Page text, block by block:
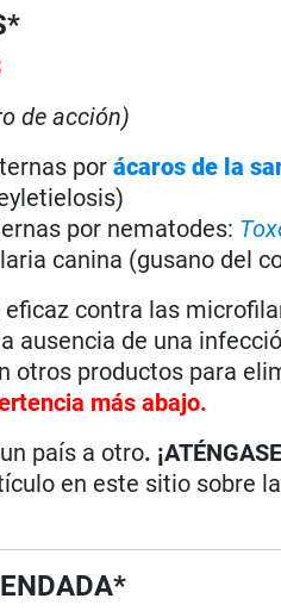
de acción)
porácaros de la
por nematodes:
canina (gusano del
contra las
ausencia de una
otros productos para
más abajo.
país a otro.
en este sitio sobre